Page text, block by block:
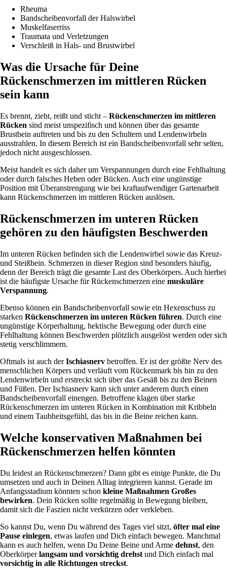
Rheuma
Bandscheibenvorfall der Halswirbel
Muskelfaserriss
Traumata und Verletzungen
Verschleiß in Hals- und Brustwirbel
Was die Ursache für Deine
Rückenschmerzen im mittleren Rücken
sein kann
Es brennt, zieht, reißt und sticht – Rückenschmerzen im mittleren
Rücken sind meist unspezifisch und können über das gesamte
Brustbein auftreten und bis zu den Schultern und Lendenwirbeln
ausstrahlen. In diesem Bereich ist ein Bandscheibenvorfall sehr selten,
jedoch nicht ausgeschlossen.
Meist handelt es sich daher um Verspannungen durch eine Fehlhaltung
oder durch falsches Heben oder Bücken. Auch eine ungünstige
Position mit Überanstrengung wie bei kraftaufwendiger Gartenarbeit
kann Rückenschmerzen im mittleren Rücken auslösen.
Rückenschmerzen im unteren Rücken
gehören zu den häufigsten Beschwerden
Im unteren Rücken befinden sich die Lendenwirbel sowie das Kreuz-
und Steißbein. Schmerzen in dieser Region sind besonders häufig,
denn der Bereich trägt die gesamte Last des Oberkörpers. Auch hierbei
ist die häufigste Ursache für Rückenschmerzen eine muskuläre
Verspannung.
Ebenso können ein Bandscheibenvorfall sowie ein Hexenschuss zu
starken Rückenschmerzen im unteren Rücken führen. Durch eine
ungünstige Körperhaltung, hektische Bewegung oder durch eine
Fehlhaltung können Beschwerden plötzlich ausgelöst werden oder sich
stetig verschlimmern.
Oftmals ist auch derIschiasnerv betroffen. Er ist der größte Nerv des
menschlichen Körpers und verläuft vom Rückenmark bis hin zu den
Lendenwirbeln und erstreckt sich über das Gesäß bis zu den Beinen
und Füßen. Der Ischiasnerv kann sich unter anderem durch einen
Bandscheibenvorfall einengen. Betroffene klagen über starke
Rückenschmerzen im unteren Rücken in Kombination mit Kribbeln
und einem Taubheitsgefühl, das bis in die Beine reichen kann.
Welche konservativen Maßnahmen bei
Rückenschmerzen helfen könnten
Du leidest an Rückenschmerzen? Dann gibt es einige Punkte, die Du
umsetzen und auch in Deinen Alltag integrieren kannst. Gerade im
Anfangsstadium könnten schon kleine Maßnahmen Großes
bewirken. Dein Rücken sollte regelmäßig in Bewegung bleiben,
damit sich die Faszien nicht verkürzen oder verkleben.
So kannst Du, wenn Du während des Tages viel sitzt, öfter mal eine
Pause einlegen, etwas laufen und Dich einfach bewegen. Manchmal
kann es auch helfen, wenn Du Deine Beine und Arme dehnst, den
Oberkörperlangsam und vorsichtig drehst und Dich einfach mal
vorsichtig in alle Richtungen streckst.